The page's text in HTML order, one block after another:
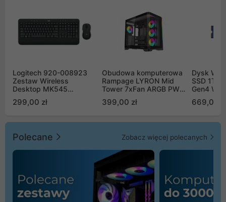
Logitech 920-008923
Zestaw Wireless
Desktop MK545
299,00 zł
Obudowa komputerowa
Rampage LYRON Mid
Tower 7xFan ARGB PWM
399,00 zł
Dysk WD
SSD 1TB
Gen4
669,00
Polecane Zobacz więcej polecanych